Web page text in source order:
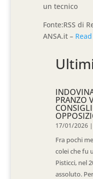
un tecnico
Fonte:RSS di
ANSA.it –
PRANZO
17/01/2026 |
Fra pochi
colei che fu
Pisticci, nel
assoluto.